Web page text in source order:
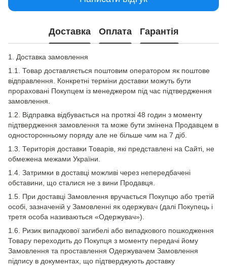
Доставка Оплата Гарантія
1. Доставка замовлення
1.1. Товар доставляється поштовим оператором як поштове
відправлення. Конкретні терміни доставки можуть бути
прораховані Покупцем із менеджером під час підтвердження
замовлення.
1.2. Відправка відбувається на протязі 48 годин з моменту
підтвердження замовлення та може бути змінена Продавцем в
односторонньому поряду але не більше чим на 7 діб.
1.3. Територія доставки Товарів, які представлені на Сайті, не
обмежена межами України.
1.4. Затримки в доставці можливі через непередбачені
обставини, що сталися не з вини Продавця.
1.5. При доставці Замовлення вручається Покупцю або третій
особі, зазначеній у Замовленні як одержувач (далі Покупець і
третя особа називаються «Одержувач»).
1.6. Ризик випадкової загибелі або випадкового пошкодження
Товару переходить до Покупця з моменту передачі йому
Замовлення та проставлення Одержувачем Замовлення
підпису в документах, що підтверджують доставку